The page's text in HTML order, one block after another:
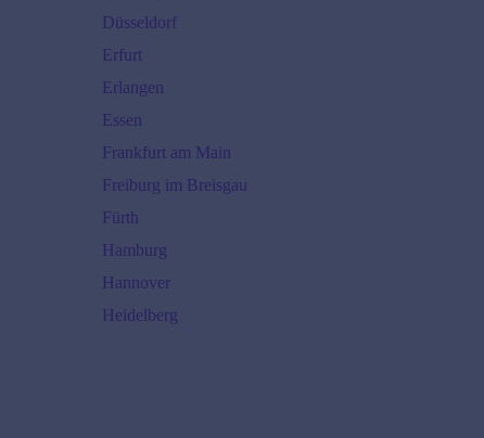
Düsseldorf
Erfurt
Erlangen
Essen
Frankfurt am Main
Freiburg im Breisgau
Fürth
Hamburg
Hannover
Heidelberg